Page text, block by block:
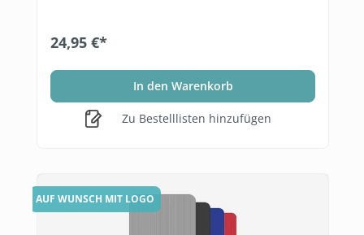
24,95 €*
In den Warenkorb
Zu Bestelllisten hinzufügen
AUF WUNSCH MIT LOGO